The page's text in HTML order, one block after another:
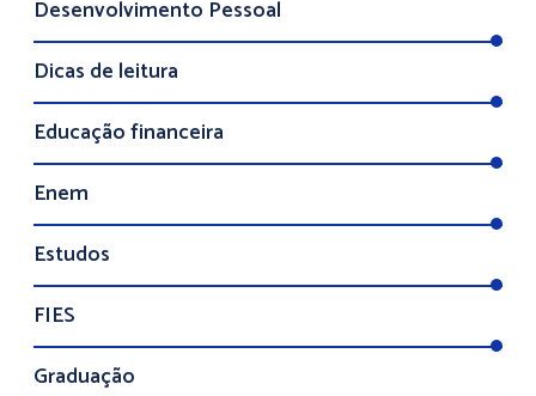
Desenvolvimento Pessoal
Dicas de leitura
Educação financeira
Enem
Estudos
FIES
Graduação